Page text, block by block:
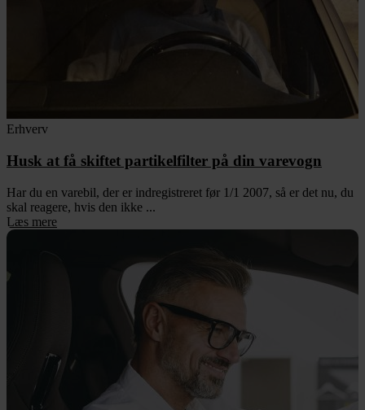
Erhverv
Husk at få skiftet partikelfilter på din varevogn
Har du en varebil, der er indregistreret før 1/1 2007, så er det nu, du
skal reagere, hvis den ikke ...
Læs mere